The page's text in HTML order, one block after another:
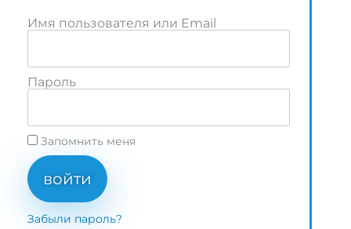
Имя пользователя или Email
Пароль
Запомнить меня
войти
Забыли пароль?